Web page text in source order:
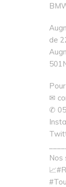
de
✉
✆
Nos